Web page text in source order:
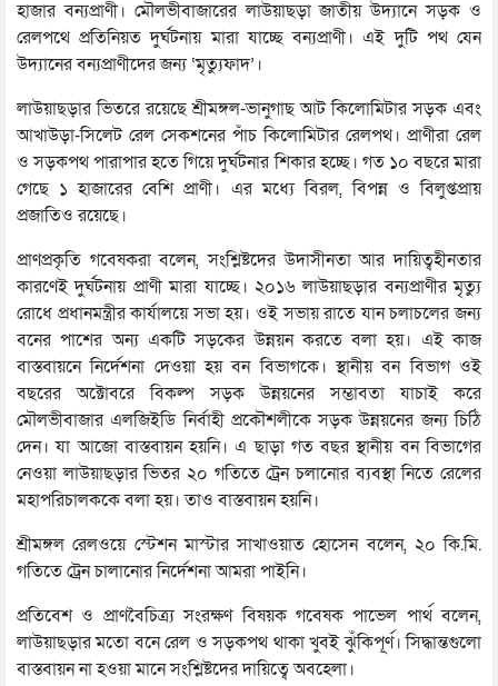
হাজার বন্যপ্রাণী। মৌলভীবাজারের লাউয়াছড়া জাতীয় উদ্যানে সড়ক ও
রেলপথে প্রতিনিয়ত দুর্ঘটনায় মারা যাচ্ছে বন্যপ্রাণী। এই দুটি পথ যেন
উদ্যানের বন্যপ্রাণীদের জন্য ‘মৃত্যুফাদ’।
লাউয়াছড়ার ভিতরে রয়েছে শ্রীমঙ্গল-ভানুগাছ আট কিলোমিটার সড়ক এবং
আখাউড়া-সিলেট রেল সেকশনের পাঁচ কিলোমিটার রেলপথ। প্রাণীরা রেল
ও সড়কপথ পারাপার হতে গিয়ে দুর্ঘটনার শিকার হচ্ছে। গত ১০ বছরে মারা
গেছে ১ হাজারের বেশি প্রাণী। এর মধ্যে বিরল, বিপন্ন ও বিলুপ্তপ্রায়
প্রজাতিও রয়েছে।
প্রাণপ্রকৃতি গবেষকরা বলেন, সংশ্লিষ্টদের উদাসীনতা আর দায়িত্বহীনতার
কারণেই দুর্ঘটনায় প্রাণী মারা যাচ্ছে। ২০১৬ লাউয়াছড়ার বন্যপ্রাণীর মৃত্যু
রোধে প্রধানমন্ত্রীর কার্যালয়ে সভা হয়। ওই সভায় রাতে যান চলাচলের জন্য
বনের পাশের অন্য একটি সড়কের উন্নয়ন করতে বলা হয়। এই কাজ
বাস্তবায়নে নির্দেশনা দেওয়া হয় বন বিভাগকে। স্থানীয় বন বিভাগ ওই
বছরের অক্টোবরে বিকল্প সড়ক উন্নয়নের সম্ভাবতা যাচাই করে
মৌলভীবাজার এলজিইডি নির্বাহী প্রকৌশলীকে সড়ক উন্নয়নের জন্য চিঠি
দেন। যা আজো বাস্তবায়ন হয়নি। এ ছাড়া গত বছর স্থানীয় বন বিভাগের
নেওয়া লাউয়াছড়ার ভিতর ২০ গতিতে ট্রেন চলানোর ব্যবস্থা নিতে রেলের
মহাপরিচালককে বলা হয়। তাও বাস্তবায়ন হয়নি।
শ্রীমঙ্গল রেলওয়ে স্টেশন মাস্টার সাখাওয়াত হোসেন বলেন, ২০ কি.মি.
গতিতে ট্রেন চালানোর নির্দেশনা আমরা পাইনি।
প্রতিবেশ ও প্রাণবৈচিত্র্য সংরক্ষণ বিষয়ক গবেষক পাভেল পার্থ বলেন,
লাউয়াছড়ার মতো বনে রেল ও সড়কপথ থাকা খুবই ঝুঁকিপূর্ণ। সিদ্ধান্তগুলো
বাস্তবায়ন না হওয়া মানে সংশ্লিষ্টদের দায়িত্বে অবহেলা।